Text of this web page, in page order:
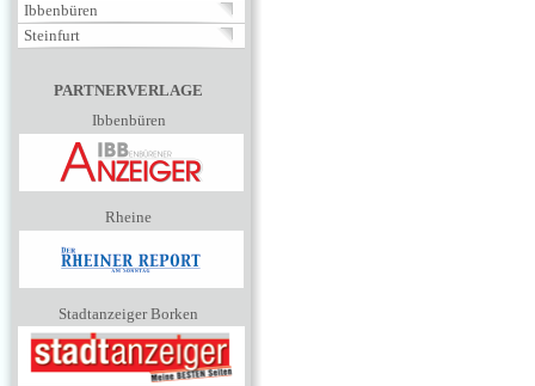
Ibbenbüren
Steinfurt
PARTNERVERLAGE
Ibbenbüren
Rheine
Stadtanzeiger Borken